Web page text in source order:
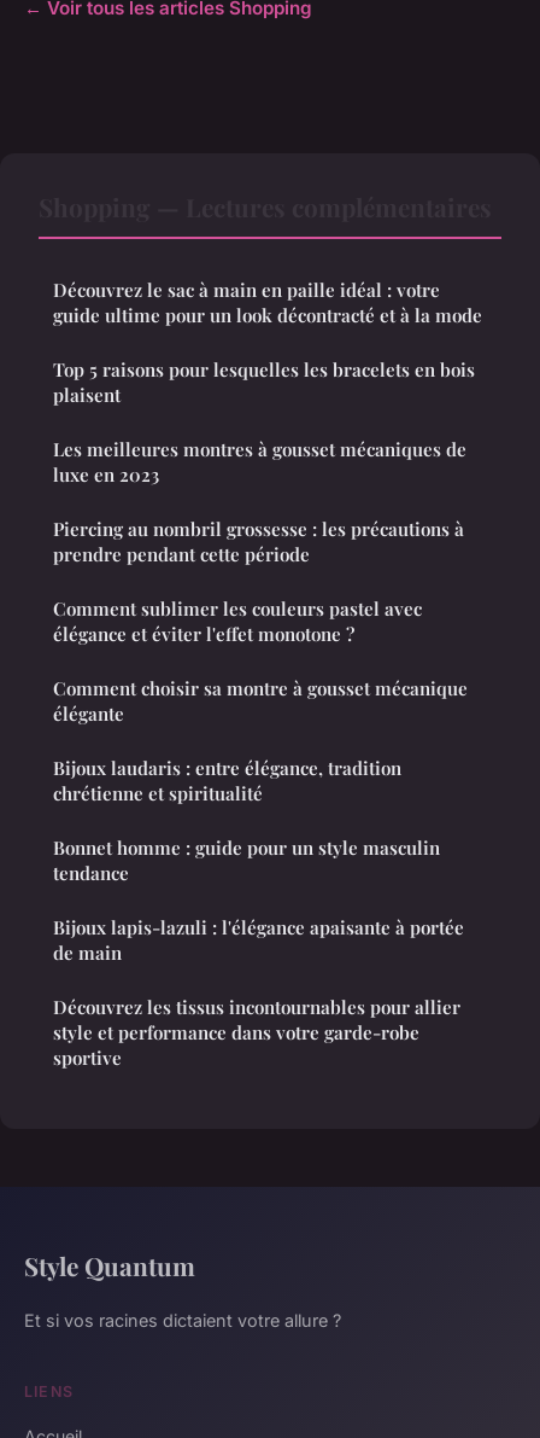
← Voir tous les articles Shopping
Découvrez le sac à main en paille idéal : votre
guide ultime pour un look décontracté et à la mode
Top 5 raisons pour lesquelles les bracelets en bois
plaisent
Les meilleures montres à gousset mécaniques de
luxe en 2023
Piercing au nombril grossesse : les précautions à
prendre pendant cette période
Comment sublimer les couleurs pastel avec
élégance et éviter l'effet monotone ?
Comment choisir sa montre à gousset mécanique
élégante
Bijoux laudaris : entre élégance, tradition
chrétienne et spiritualité
Bonnet homme : guide pour un style masculin
tendance
Bijoux lapis-lazuli : l'élégance apaisante à portée
de main
Découvrez les tissus incontournables pour allier
style et performance dans votre garde-robe
sportive
Style Quantum
Et si vos racines dictaient votre allure ?
LIENS